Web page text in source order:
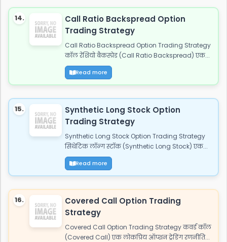
14.
Call Ratio Backspread Option
Trading Strategy
Call Ratio Backspread Option Trading Strategy
कॉल रेशियो बैकस्प्रेड (Call Ratio Backspread) एक...
Read more
15.
Synthetic Long Stock Option
Trading Strategy
Synthetic Long Stock Option Trading Strategy
सिंथेटिक लॉन्ग स्टॉक (Synthetic Long Stock) एक...
Read more
16.
Covered Call Option Trading
Strategy
Covered Call Option Trading Strategy कवर्ड कॉल
(Covered Call) एक लोकप्रिय ऑप्शन ट्रेडिंग रणनीति...